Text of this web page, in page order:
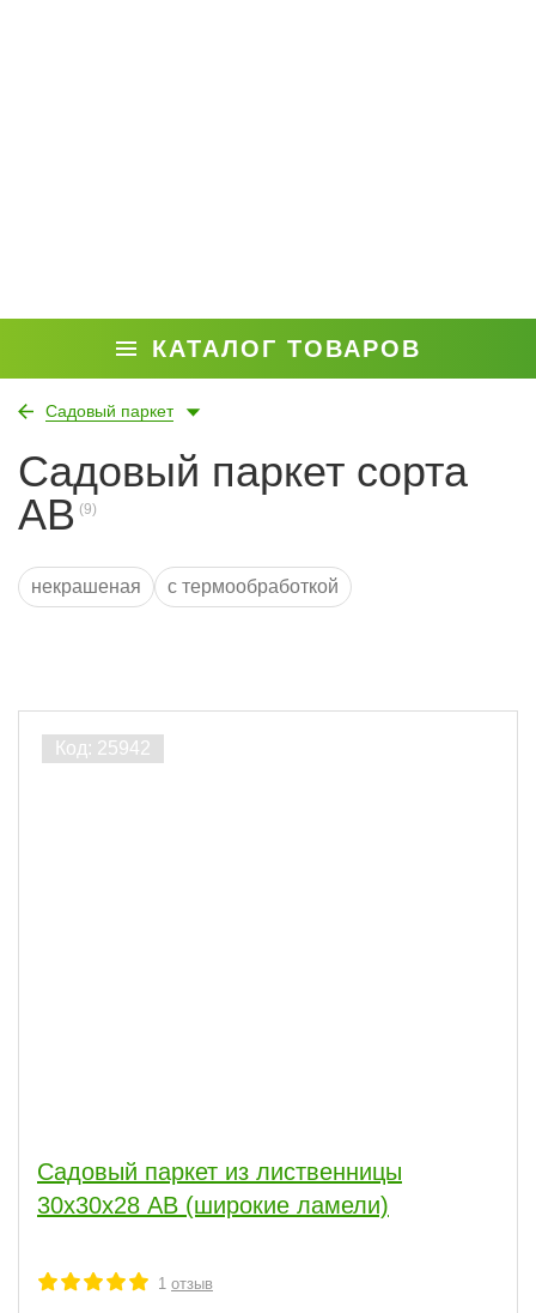
КАТАЛОГ ТОВАРОВ
Садовый паркет
Садовый паркет сорта
AB
некрашеная с термообработкой
Производитель
45 2
АВ
ВС 4
CD 4
Садовый паркет из лиственницы
30х30х28 АВ (широкие ламели)
1 отзыв